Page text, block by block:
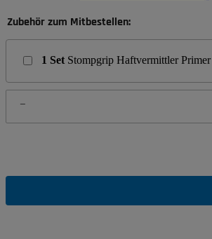
Zubehör zum Mitbestellen:
1 Set Stompgrip Haftvermittler Primer